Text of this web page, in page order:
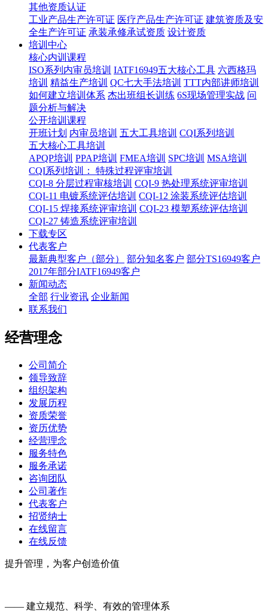
其他资质认证
工业产品生产许可证 医疗产品生产许可证 建筑资质及安
全生产许可证 承装承修承试资质 设计资质
培训中心
核心内训课程
ISO系列内审员培训 IATF16949五大核心工具 六西格玛
培训 精益生产培训 QC七大手法培训 TTT内部讲师培训
如何建立培训体系 杰出班组长训练 6S现场管理实战 问
题分析与解决
公开培训课程
开班计划 内审员培训 五大工具培训 CQI系列培训
五大核心工具培训
APQP培训 PPAP培训 FMEA培训 SPC培训 MSA培训
CQI系列培训： 特殊过程评审培训
CQI-8 分层过程审核培训 CQI-9 热处理系统评审培训
CQI-11 电镀系统评估培训 CQI-12 涂装系统评估培训
CQI-15 焊接系统评审培训 CQI-23 模塑系统评估培训
CQI-27 铸造系统评审培训
下载专区
代表客户
最新典型客户（部分）
部分知名客户 部分TS16949客户
2017年部分IATF16949客户
新闻动态
全部 行业资讯 企业新闻
联系我们
经营理念
公司简介
领导致辞
组织架构
发展历程
资质荣誉
资历优势
经营理念
服务特色
服务承诺
咨询团队
公司著作
代表客户
招贤纳士
在线留言
在线反馈
提升管理，为客户创造价值
—— 建立规范、科学、有效的管理体系